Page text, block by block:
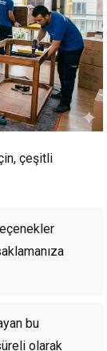
çeşitli
bu
olarak